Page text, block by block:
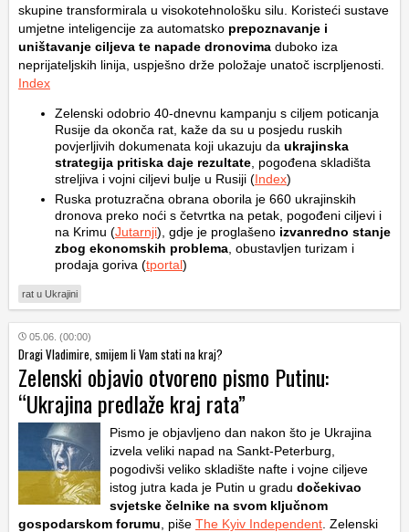
skupine transformirala u visokotehnološku silu. Koristeći sustave
umjetne inteligencije za automatsko prepoznavanje i
uništavanje ciljeva te napade dronovima duboko iza
neprijateljskih linija, uspješno drže položaje unatoč iscrpljenosti.
Index
Zelenski odobrio 40-dnevnu kampanju s ciljem poticanja
Rusije da okonča rat, kaže da su u posjedu ruskih
povjerljivih dokumenata koji ukazuju da ukrajinska
strategija pritiska daje rezultate , pogođena skladišta
streljiva i vojni ciljevi bulje u Rusiji (Index)
Ruska protuzračna obrana oborila je 660 ukrajinskih
dronova preko noći s četvrtka na petak, pogođeni ciljevi i
na Krimu (Jutarnji), gdje je proglašeno izvanredno stanje
zbog ekonomskih problema , obustavljen turizam i
prodaja goriva (tportal)
rat u Ukrajini
05.06. (00:00)
Dragi Vladimire, smijem li Vam stati na kraj?
Zelenski objavio otvoreno pismo Putinu:
“Ukrajina predlaže kraj rata”
Pismo je objavljeno dan nakon što je Ukrajina
izvela veliki napad na Sankt-Peterburg,
pogodivši veliko skladište nafte i vojne ciljeve
istog jutra kada je Putin u gradu dočekivao
svjetske čelnike na svom ključnom
gospodarskom forumu , piše The Kyiv Independent . Zelenski